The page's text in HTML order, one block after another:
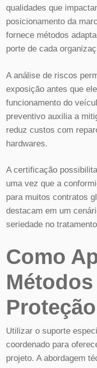
qualidades que
posicionamento da
fornece métodos
porte de cada
A análise de riscos
exposição antes que
funcionamento do
preventivo auxilia a
reduz custos com
hardwares.
A certificação
uma vez que a
para muitos contratos
destacam em um
seriedade no
Como
Utilizar o suporte
coordenado para
projeto. A abordagem